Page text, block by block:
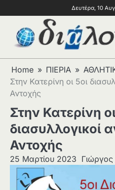
Δευτέρα, 10
Home ΠΙΕΡΙΑ
Στην Κατερίνη οι 5οι
Αντοχής
Στην Κατερίνη
διασυλλογικοί
Αντοχής
25 Μαρτίου 2023